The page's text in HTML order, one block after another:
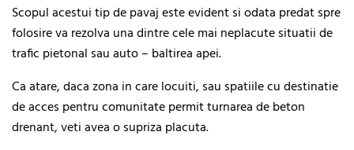
Scopul acestui tip de pavaj este evident si odata predat spre
folosire va rezolva una dintre cele mai neplacute situatii de
trafic pietonal sau auto – baltirea apei.
Ca atare, daca zona in care locuiti, sau spatiile cu destinatie
de acces pentru comunitate permit turnarea de beton
drenant, veti avea o supriza placuta.